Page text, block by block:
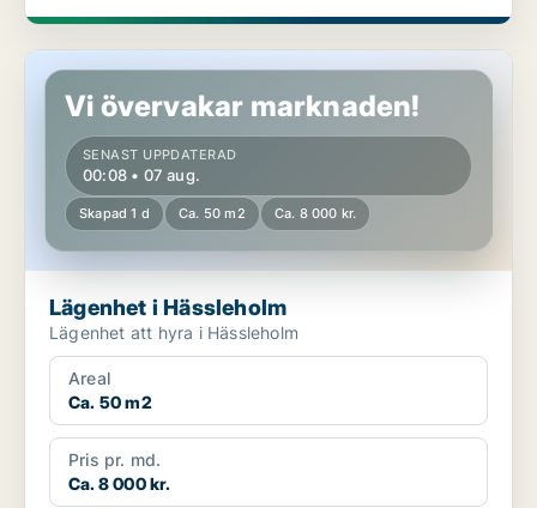
Lägenhet i Hässleholm
Vi övervakar marknaden!
SENAST UPPDATERAD
00:08 • 07 aug.
Skapad 1 d Ca. 50 m2 Ca. 8 000 kr.
Lägenhet i Hässleholm
Lägenhet att hyra i Hässleholm
Areal
Ca. 50 m2
Pris pr. md.
Ca. 8 000 kr.